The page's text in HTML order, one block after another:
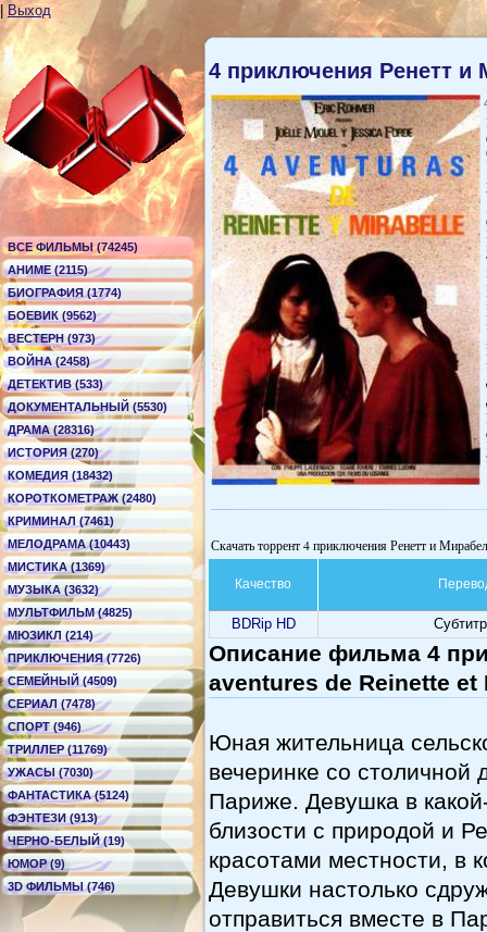
Выход
ВСЕ ФИЛЬМЫ (74245)
АНИМЕ (2115)
БИОГРАФИЯ (1774)
БОЕВИК (9562)
ВЕСТЕРН (973)
ВОЙНА (2458)
ДЕТЕКТИВ (533)
ДОКУМЕНТАЛЬНЫЙ (5530)
ДРАМА (28316)
ИСТОРИЯ (270)
КОМЕДИЯ (18432)
КОРОТКОМЕТРАЖ (2480)
КРИМИНАЛ (7461)
МЕЛОДРАМА (10443)
МИСТИКА (1369)
МУЗЫКА (3632)
МУЛЬТФИЛЬМ (4825)
МЮЗИКЛ (214)
ПРИКЛЮЧЕНИЯ (7726)
СЕМЕЙНЫЙ (4509)
СЕРИАЛ (7478)
СПОРТ (946)
ТРИЛЛЕР (11769)
УЖАСЫ (7030)
ФАНТАСТИКА (5124)
ФЭНТЕЗИ (913)
ЧЕРНО-БЕЛЫЙ (19)
ЮМОР (9)
3D ФИЛЬМЫ (746)
4 приключения Ренетт и
Скачать торрент 4 приключения Ренетт и
Качество
BDRip HD
Описание фильма 4
aventures de Reinette et
Юная жительница
вечеринке со
Париже. Девушка в
близости с природой и
красотами местности, в
Девушки настолько
отправиться вместе в